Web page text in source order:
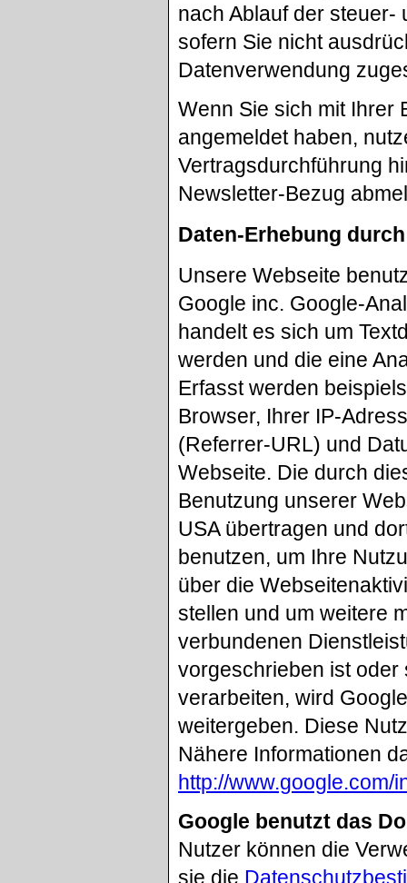
nach Ablauf der steuer-
sofern Sie nicht
Datenverwendung
Wenn Sie sich mit Ihrer
angemeldet haben,
Vertragsdurchführung
Newsletter-Bezug
Daten-Erhebung
Unsere Webseite
Google inc. Google-
handelt es sich um
werden und die eine
Erfasst werden
Browser, Ihrer IP-
(Referrer-URL) und
Webseite. Die durch
Benutzung unserer
USA übertragen und
benutzen, um Ihre
über die
stellen und um weitere
verbundenen
vorgeschrieben ist oder
verarbeiten, wird
weitergeben. Diese
Nähere Informationen
http://www.google.com/
Google benutzt das
Nutzer können die
sie die